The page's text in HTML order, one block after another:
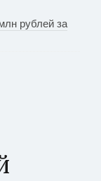
рублей за